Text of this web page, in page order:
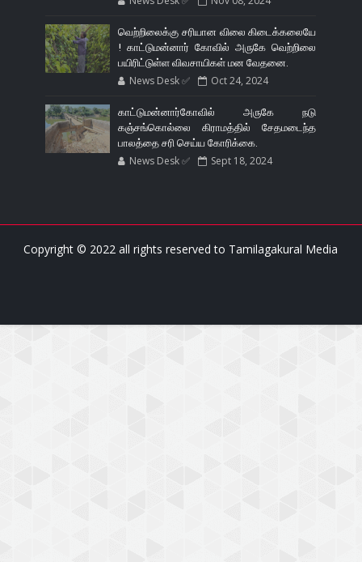
வெற்றிலைக்கு சரியான விலை கிடைக்கலையே
! காட்டுமன்னார் கோவில் அருகே வெற்றிலை
பயிரிட்டுள்ள விவசாயிகள் மன வேதனை.
News Desk ✅ Oct 24, 2024
காட்டுமன்னார்கோவில் அருகே நடு
கஞ்சங்கொல்லை கிராமத்தில் சேதமடைந்த
பாலத்தை சரி செய்ய கோரிக்கை.
News Desk ✅ Sept 18, 2024
Copyright © 2022 all rights reserved to Tamilagakural Media